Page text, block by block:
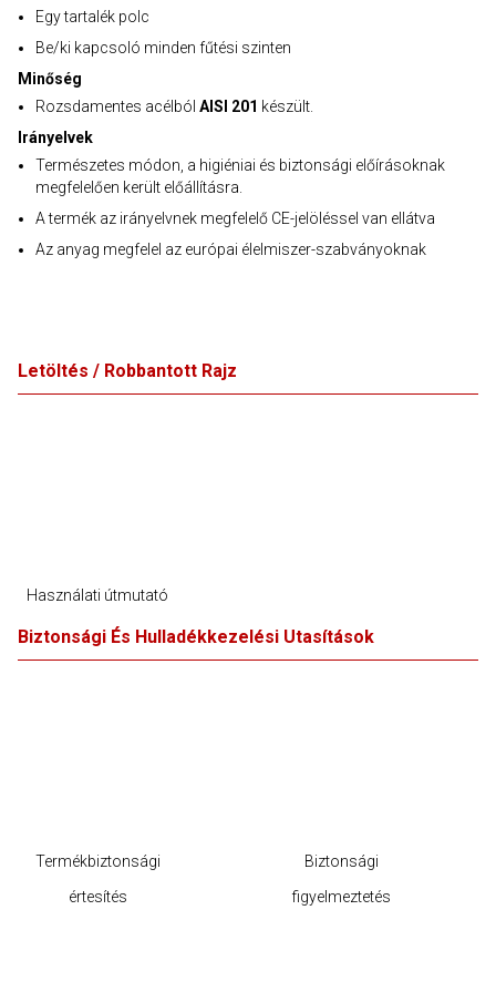
Egy tartalék polc
Be/ki kapcsoló minden fűtési szinten
Minőség
Rozsdamentes acélból AISI 201 készült.
Irányelvek
Természetes módon, a higiéniai és biztonsági előírásoknak
megfelelően került előállításra.
A termék az irányelvnek megfelelő CE-jelöléssel van ellátva
Az anyag megfelel az európai élelmiszer-szabványoknak
Letöltés / Robbantott Rajz
Használati útmutató
Biztonsági És Hulladékkezelési Utasítások
Termékbiztonsági
értesítés
Biztonsági
figyelmeztetés